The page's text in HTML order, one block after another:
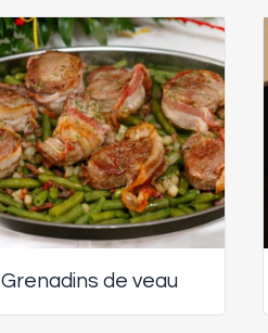
Grenadins de veau